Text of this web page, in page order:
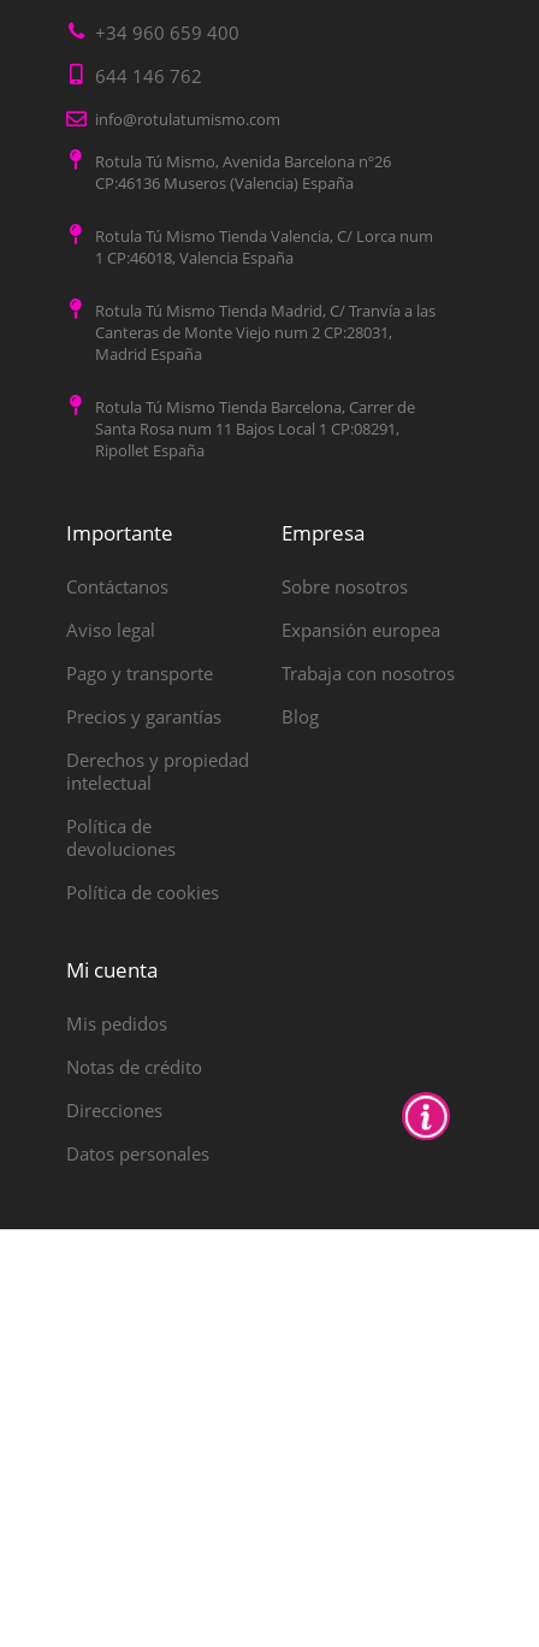
+34 960 659 400
644 146 762
info@rotulatumismo.com
Rotula Tú Mismo, Avenida Barcelona nº26
CP:46136 Museros (Valencia) España
Rotula Tú Mismo Tienda Valencia, C/ Lorca num
1 CP:46018, Valencia España
Rotula Tú Mismo Tienda Madrid, C/ Tranvía a las
Canteras de Monte Viejo num 2 CP:28031,
Madrid España
Rotula Tú Mismo Tienda Barcelona, Carrer de
Santa Rosa num 11 Bajos Local 1 CP:08291,
Ripollet España
Importante
Contáctanos
Aviso legal
Pago y transporte
Precios y garantías
Derechos y propiedad
intelectual
Política de
devoluciones
Política de cookies
Empresa
Sobre nosotros
Expansión europea
Trabaja con nosotros
Blog
Mi cuenta
Mis pedidos
Notas de crédito
Direcciones
Datos personales